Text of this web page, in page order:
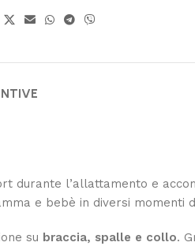
durante l’allattamento e
e bebè in diversi momenti
su braccia, spalle e collo.